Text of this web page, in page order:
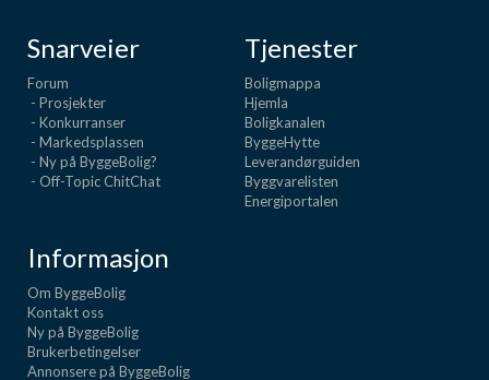
Snarveier
Forum
- Prosjekter
- Konkurranser
- Markedsplassen
- Ny på ByggeBolig?
- Off-Topic ChitChat
Tjenester
Boligmappa
Hjemla
Boligkanalen
ByggeHytte
Leverandørguiden
Byggvarelisten
Energiportalen
Informasjon
Om ByggeBolig
Kontakt oss
Ny på ByggeBolig
Brukerbetingelser
Annonsere på ByggeBolig